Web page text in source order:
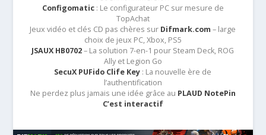
Configomatic: Le configurateur PC sur mesure de
TopAchat
Jeux vidéo et clés CD pas chères sur Difmark.com – large
choix de jeux PC, Xbox, PS5
JSAUX HB0702– La solution 7-en-1 pour Steam Deck, ROG
Ally et Legion Go
SecuX PUFido Clife Key : La nouvelle ère de
l’authentification
Ne perdez plus jamais une idée grâce au PLAUD NotePin
C’est interactif